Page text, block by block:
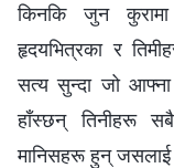
किनकि जुन कुरामा
हृदयभित्रका र
सत्य सुन्दा जो
हाँस्छन् तिनीहरू
मानिसहरू हुन्